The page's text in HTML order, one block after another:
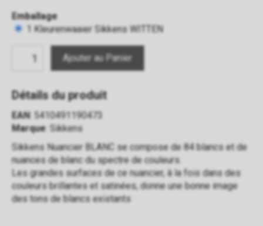
Emballage
1 Kleurenwaaier Sikkens WITTEN
Détails du produit
EAN: 5410491190473
Marque: Sikkens
Sikkens Nuancier BLANC se compose de 84 blancs et de
nuances de blanc du spectre de couleurs.
Les grandes surfaces de ce nuancier, à la fois dans des
couleurs brillantes et satinées, donne une bonne image
des tons de blancs existants